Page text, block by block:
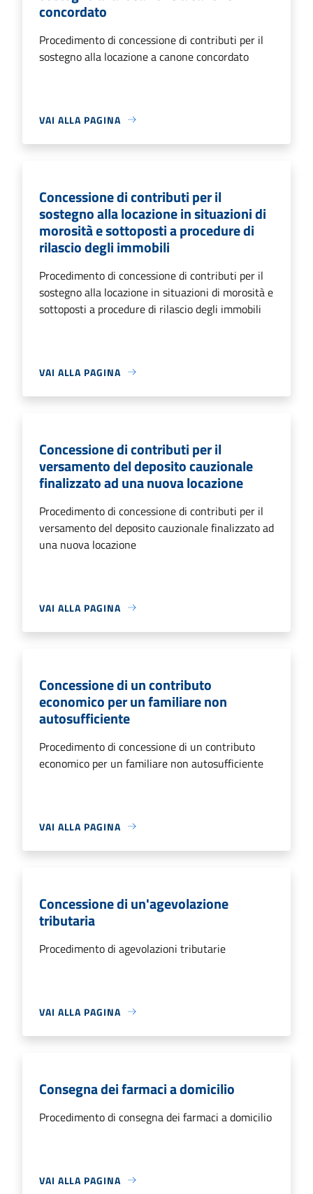
concordato
Procedimento di concessione di contributi per il
sostegno alla locazione a canone concordato
VAI ALLA PAGINA
Concessione di contributi per il
sostegno alla locazione in situazioni di
morosità e sottoposti a procedure di
rilascio degli immobili
Procedimento di concessione di contributi per il
sostegno alla locazione in situazioni di morosità e
sottoposti a procedure di rilascio degli immobili
VAI ALLA PAGINA
Concessione di contributi per il
versamento del deposito cauzionale
finalizzato ad una nuova locazione
Procedimento di concessione di contributi per il
versamento del deposito cauzionale finalizzato ad
una nuova locazione
VAI ALLA PAGINA
Concessione di un contributo
economico per un familiare non
autosufficiente
Procedimento di concessione di un contributo
economico per un familiare non autosufficiente
VAI ALLA PAGINA
Concessione di un'agevolazione
tributaria
Procedimento di agevolazioni tributarie
VAI ALLA PAGINA
Consegna dei farmaci a domicilio
Procedimento di consegna dei farmaci a domicilio
VAI ALLA PAGINA